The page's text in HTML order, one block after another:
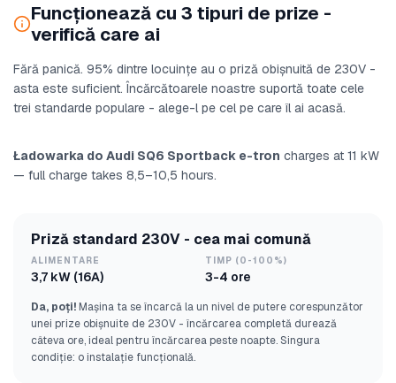
Funcționează cu 3 tipuri de prize -
verifică care ai
Fără panică. 95% dintre locuințe au o priză obișnuită de 230V -
asta este suficient. Încărcătoarele noastre suportă toate cele
trei standarde populare - alege-l pe cel pe care îl ai acasă.
Ładowarka do Audi SQ6 Sportback e-tron charges at 11 kW
— full charge takes 8,5–10,5 hours.
Priză standard 230V - cea mai comună
ALIMENTARE
3,7 kW (16A)
TIMP (0-100%)
3-4 ore
Da, poți! Mașina ta se încarcă la un nivel de putere corespunzător
unei prize obișnuite de 230V - încărcarea completă durează
câteva ore, ideal pentru încărcarea peste noapte. Singura
condiție: o instalație funcțională.